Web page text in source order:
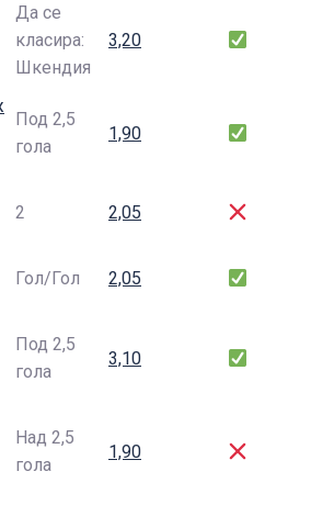
Да се
класира:
Шкендия
3,20
Под 2,5
гола
1,90
2 2,05
Гол/Гол 2,05
Под 2,5
гола
3,10
Над 2,5
гола
1,90